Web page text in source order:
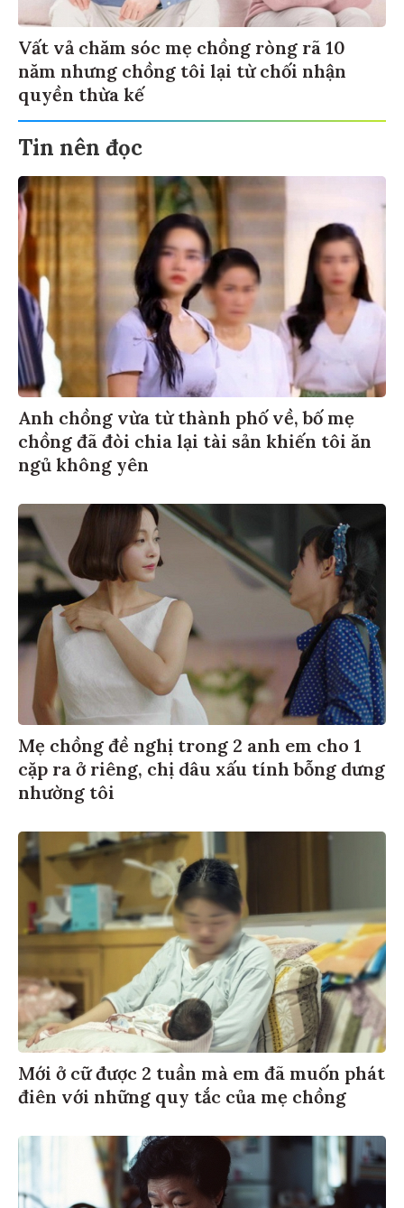
Vất vả chăm sóc mẹ chồng ròng rã 10
năm nhưng chồng tôi lại từ chối nhận
quyền thừa kế
Tin nên đọc
Anh chồng vừa từ thành phố về, bố mẹ
chồng đã đòi chia lại tài sản khiến tôi ăn
ngủ không yên
Mẹ chồng đề nghị trong 2 anh em cho 1
cặp ra ở riêng, chị dâu xấu tính bỗng dưng
nhường tôi
Mới ở cữ được 2 tuần mà em đã muốn phát
điên với những quy tắc của mẹ chồng